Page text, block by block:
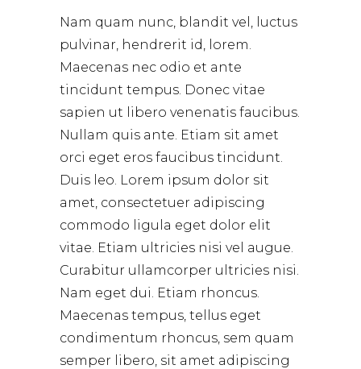
Nam quam nunc, blandit vel, luctus
pulvinar, hendrerit id, lorem.
Maecenas nec odio et ante
tincidunt tempus. Donec vitae
sapien ut libero venenatis faucibus.
Nullam quis ante. Etiam sit amet
orci eget eros faucibus tincidunt.
Duis leo. Lorem ipsum dolor sit
amet, consectetuer adipiscing
commodo ligula eget dolor elit
vitae. Etiam ultricies nisi vel augue.
Curabitur ullamcorper ultricies nisi.
Nam eget dui. Etiam rhoncus.
Maecenas tempus, tellus eget
condimentum rhoncus, sem quam
semper libero, sit amet adipiscing